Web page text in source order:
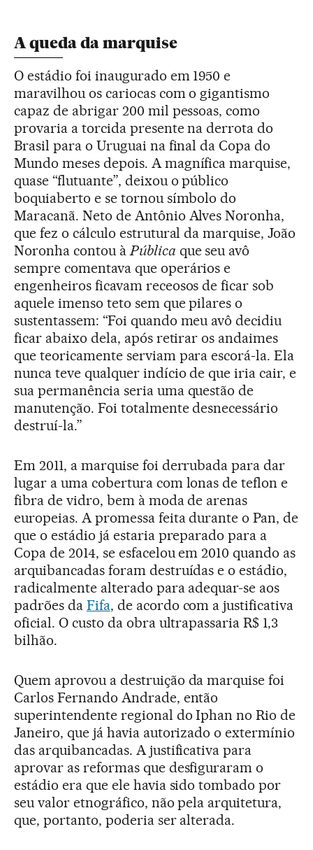
A queda da marquise
O estádio foi inaugurado em 1950 e
maravilhou os cariocas com o gigantismo
capaz de abrigar 200 mil pessoas, como
provaria a torcida presente na derrota do
Brasil para o Uruguai na final da Copa do
Mundo meses depois. A magnífica marquise,
quase “flutuante”, deixou o público
boquiaberto e se tornou símbolo do
Maracanã. Neto de Antônio Alves Noronha,
que fez o cálculo estrutural da marquise, João
Noronha contou à Pública que seu avô
sempre comentava que operários e
engenheiros ficavam receosos de ficar sob
aquele imenso teto sem que pilares o
sustentassem: “Foi quando meu avô decidiu
ficar abaixo dela, após retirar os andaimes
que teoricamente serviam para escorá-la. Ela
nunca teve qualquer indício de que iria cair, e
sua permanência seria uma questão de
manutenção. Foi totalmente desnecessário
destruí-la.”
Em 2011, a marquise foi derrubada para dar
lugar a uma cobertura com lonas de teflon e
fibra de vidro, bem à moda de arenas
europeias. A promessa feita durante o Pan, de
que o estádio já estaria preparado para a
Copa de 2014, se esfacelou em 2010 quando as
arquibancadas foram destruídas e o estádio,
radicalmente alterado para adequar-se aos
padrões da Fifa, de acordo com a justificativa
oficial. O custo da obra ultrapassaria R$ 1,3
bilhão.
Quem aprovou a destruição da marquise foi
Carlos Fernando Andrade, então
superintendente regional do Iphan no Rio de
Janeiro, que já havia autorizado o extermínio
das arquibancadas. A justificativa para
aprovar as reformas que desfiguraram o
estádio era que ele havia sido tombado por
seu valor etnográfico, não pela arquitetura,
que, portanto, poderia ser alterada.